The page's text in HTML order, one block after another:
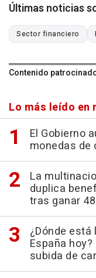
Últimas noticias
Sector financiero
Contenido
Lo más leído en
El Gobierno
monedas de
La
duplica
tras ganar
¿Dónde
España
subida de